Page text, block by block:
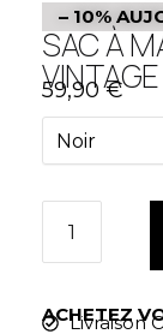
– 10%
SAC À
59,90€
ACHETEZ
Livraison